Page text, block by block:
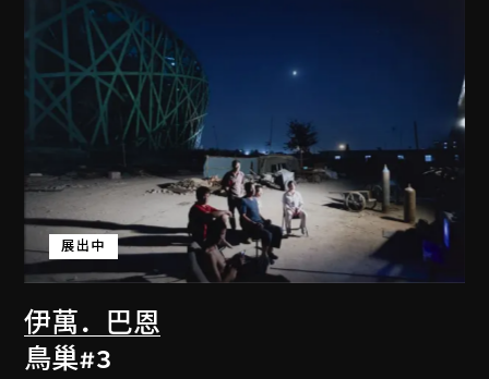
伊萬．巴恩
展出中
鳥巢#3